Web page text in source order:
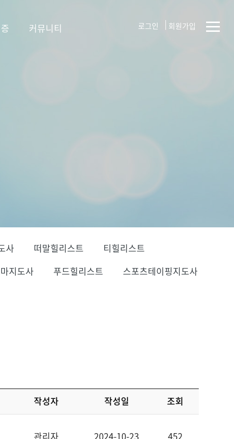
커뮤니티 로그인 회원가입
사 떠말힐리스트 티힐리스트
지도사 푸드힐리스트 스포츠테이핑지도사
작성자 작성일 조회
관리자 2024-10-23 452